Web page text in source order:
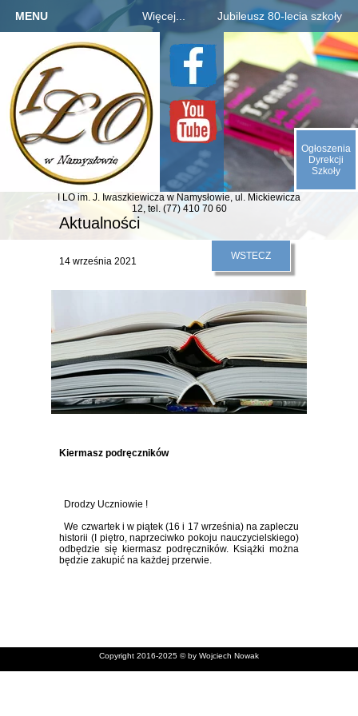
Aktualności
WSTECZ
14 września 2021
Kiermasz podręczników
Drodzy Uczniowie !
We czwartek i w piątek (16 i 17 września) na zapleczu
historii (I piętro, naprzeciwko pokoju nauczycielskiego)
odbędzie się kiermasz podręczników. Książki można
będzie zakupić na każdej przerwie.
MENU
Strona główna
O nas
Galeria
Kontakt
Więcej...
Szkoła
Kandydaci
Uczniowie
Rodzice
E-SZKOŁA
Jubileusz 80-lecia szkoły
Informacje o jubileuszu
Rejestracja absolwentów
Płatności za zjazd, bal
Fotogaleria archiwaliów
Kalendarium 1945-2025
Animacje (liczby, daty)
Odliczamy dni do zjazdu
Ogłoszenia
Dyrekcji
Szkoły
I LO im. J. Iwaszkiewicza w Namysłowie, ul. Mickiewicza
12, tel. (77) 410 70 60
Copyright 2016-2025 © by Wojciech Nowak